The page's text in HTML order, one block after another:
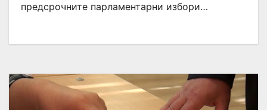
предсрочните парламентарни избори…